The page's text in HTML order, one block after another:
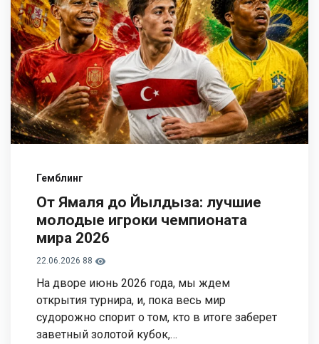
Гемблинг
От Ямаля до Йылдыза: лучшие
молодые игроки чемпионата
мира 2026
22.06.2026 88
На дворе июнь 2026 года, мы ждем
открытия турнира, и, пока весь мир
судорожно спорит о том, кто в итоге заберет
заветный золотой кубок,…